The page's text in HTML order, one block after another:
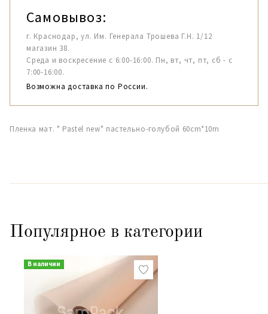
Самовывоз:
г. Краснодар, ул. Им. Генерала Трошева Г.Н. 1/12
магазин 38.
Среда и воскресение с 6:00-16:00. Пн, вт, чт, пт, сб - с
7:00-16:00.
Возможна доставка по России.
Пленка мат. " Pastel new" пастельно-голубой 60cm*10m
Популярное в категории
В наличии